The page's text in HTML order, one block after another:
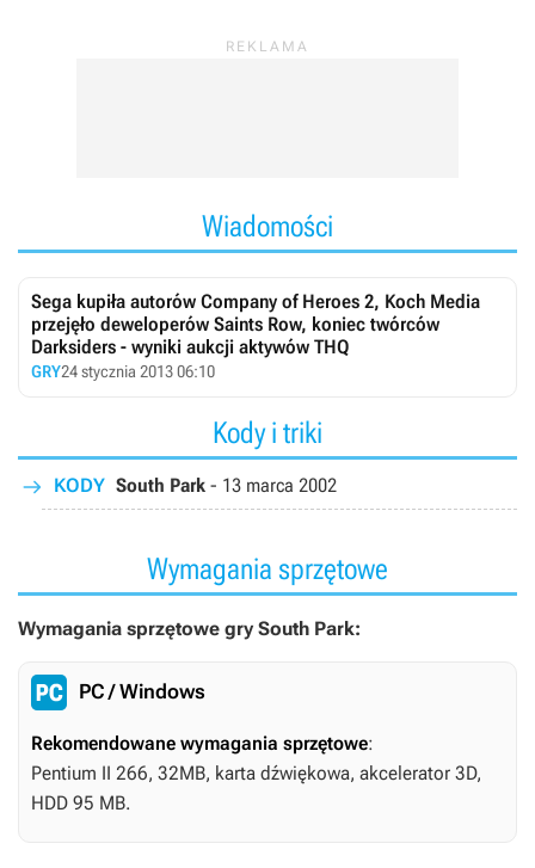
Wiadomości
Sega kupiła autorów Company of Heroes 2, Koch Media
przejęło deweloperów Saints Row, koniec twórców
Darksiders - wyniki aukcji aktywów THQ
GRY24 stycznia 2013 06:10
Kody i triki
KODY South Park - 13 marca 2002
Wymagania sprzętowe
Wymagania sprzętowe gry South Park:
PC / Windows
Rekomendowane wymagania sprzętowe:
Pentium II 266, 32MB, karta dźwiękowa, akcelerator 3D,
HDD 95 MB.